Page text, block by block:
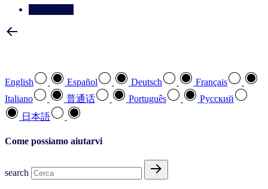
English Español Deutsch
Français
Italiano
普通话 Português
Pусский
日本語
Come possiamo aiutarvi
search